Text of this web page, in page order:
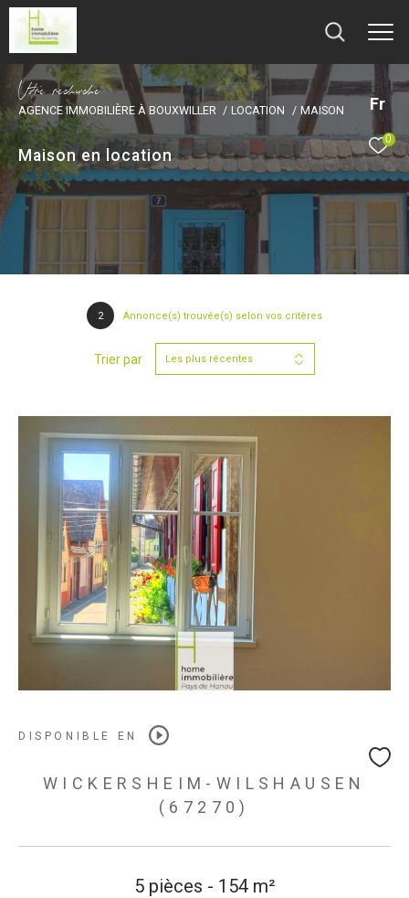
Fr
0
Vore recece
AGENCE IMMOBILIÈRE À BOUXWILLER LOCATION MAISON
Maison en location
2 Annonce(s) trouvée(s) selon vos critères
Trier par Les plus récentes
DISPONIBLE EN
WICKERSHEIM-WILSHAUSEN
(67270)
5 pièces - 154 m²